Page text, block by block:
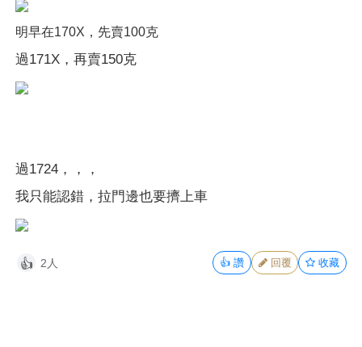
明早在170X，先賣100克
過171X，再賣150克
過1724，，，
我只能認錯，拉門邊也要擠上車
👍 2人 👍 讚 回覆 收藏